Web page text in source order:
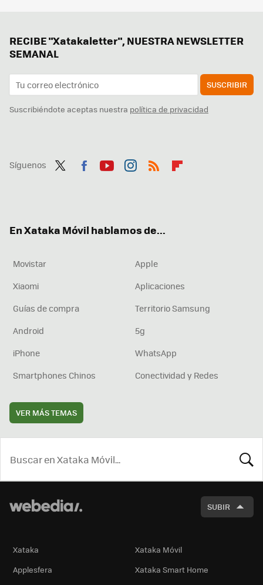
RECIBE "Xatakaletter", NUESTRA NEWSLETTER
SEMANAL
SUSCRIBIR
Suscribiéndote aceptas nuestra política de privacidad
Síguenos
En Xataka Móvil hablamos de...
Movistar
Apple
Xiaomi
Aplicaciones
Guías de compra
Territorio Samsung
Android
5g
iPhone
WhatsApp
Smartphones Chinos
Conectividad y Redes
VER MÁS TEMAS
SUBIR
Xataka
Xataka Móvil
Applesfera
Xataka Smart Home